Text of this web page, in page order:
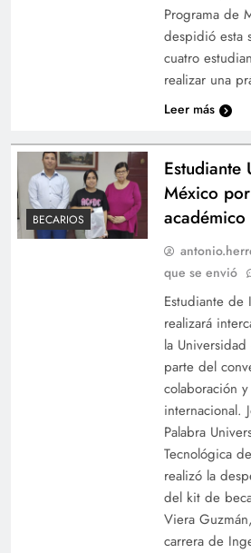
Programa de
despidió esta
cuatro
realizar una
Leer más
BECARIOS
Estudiante
México
académico
que se envió
Estudiante de
realizará
la
parte del
colaboración
internacional.
Palabra
Tecnológica
realizó la
del kit de
Viera
carrera de